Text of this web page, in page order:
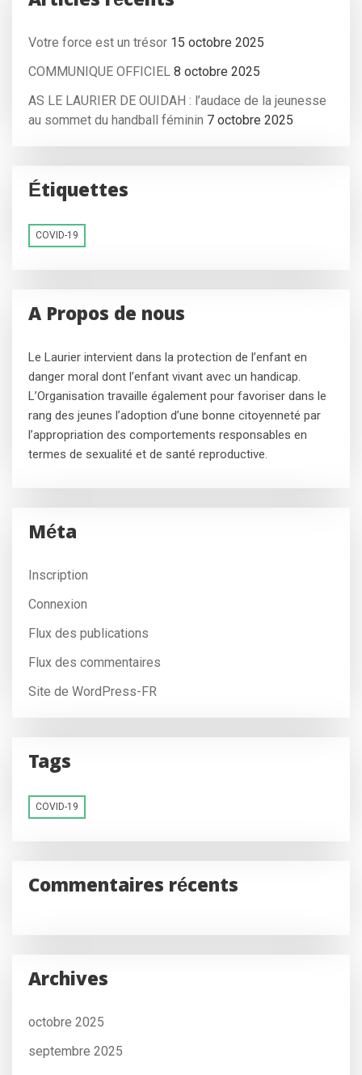
Votre force est un trésor 15 octobre 2025
COMMUNIQUE OFFICIEL 8 octobre 2025
AS LE LAURIER DE OUIDAH : l’audace de la jeunesse
au sommet du handball féminin 7 octobre 2025
Étiquettes
COVID-19
A Propos de nous
Le Laurier intervient dans la protection de l’enfant en
danger moral dont l’enfant vivant avec un handicap.
L’Organisation travaille également pour favoriser dans le
rang des jeunes l’adoption d’une bonne citoyenneté par
l’appropriation des comportements responsables en
termes de sexualité et de santé reproductive.
Méta
Inscription
Connexion
Flux des publications
Flux des commentaires
Site de WordPress-FR
Tags
COVID-19
Commentaires récents
Archives
octobre 2025
septembre 2025